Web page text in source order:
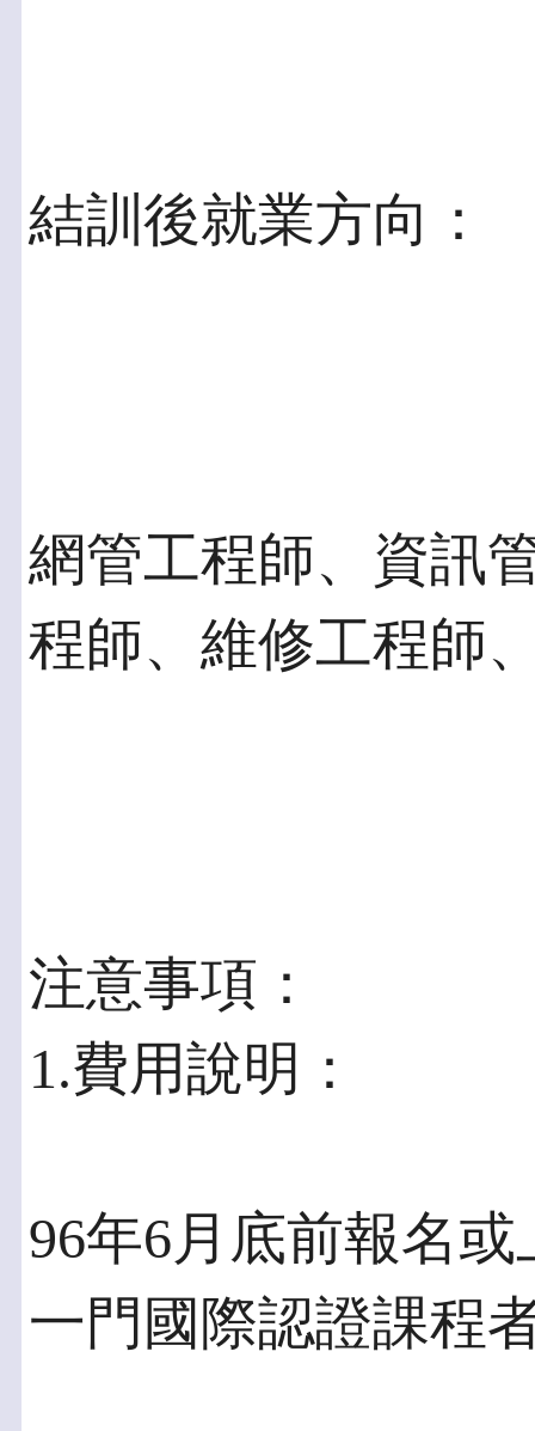
結訓後就業方向：
網管工程師、資訊
程師、維修工程師
注意事項：
1.費用說明：
96年6月底前報名
一門國際認證課程